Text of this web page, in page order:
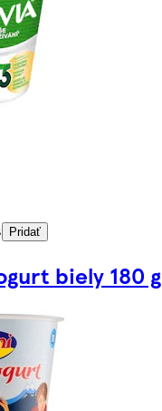
Pridať
biely 180 g